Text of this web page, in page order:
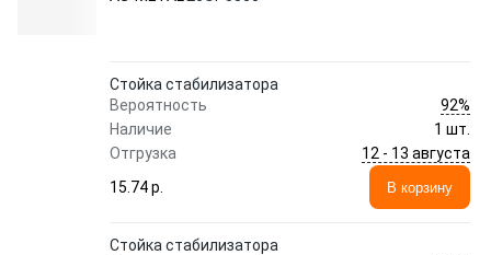
Стойка стабилизатора
Вероятность
92%
Наличие
1 шт.
Отгрузка
12 - 13 августа
15.74 p.
В корзину
Стойка стабилизатора